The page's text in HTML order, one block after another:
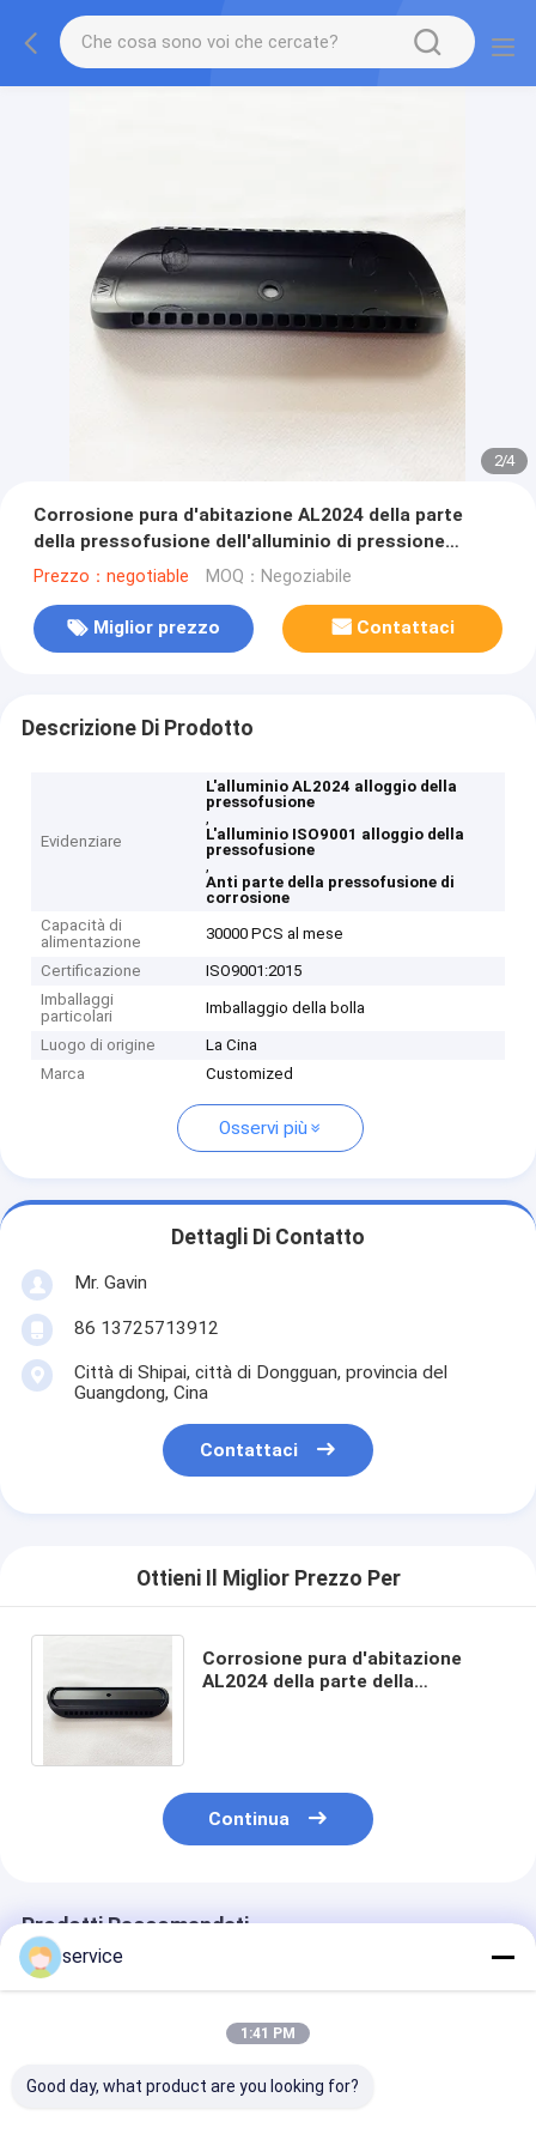
2/4
Corrosione pura d'abitazione AL2024 della parte
della pressofusione dell'alluminio di pressione
ISO9001 anti
Prezzo：negotiable MOQ：Negoziabile
Miglior prezzo Contattaci
Descrizione Di Prodotto
Evidenziare
L'alluminio AL2024 alloggio della
pressofusione
,
L'alluminio ISO9001 alloggio della
pressofusione
,
Anti parte della pressofusione di
corrosione
Capacità di
alimentazione
30000 PCS al mese
Certificazione
ISO9001:2015
Imballaggi
particolari
Imballaggio della bolla
Luogo di origine
La Cina
Marca
Customized
Osservi più
Dettagli Di Contatto
Mr. Gavin
86 13725713912
Città di Shipai, città di Dongguan, provincia del
Guangdong, Cina
Contattaci
Ottieni Il Miglior Prezzo Per
Corrosione pura d'abitazione
AL2024 della parte della
Continua
Prodotti Raccomandati
service
1:41 PM
Good day, what product are you looking for?